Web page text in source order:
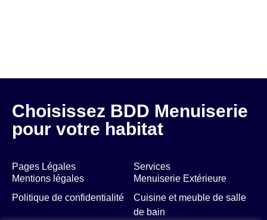
Choisissez BDD Menuiserie
pour votre habitat
Pages Légales
Mentions légales
Politique de confidentialité
Services
Menuiserie Extérieure
Cuisine et meuble de salle
de bain